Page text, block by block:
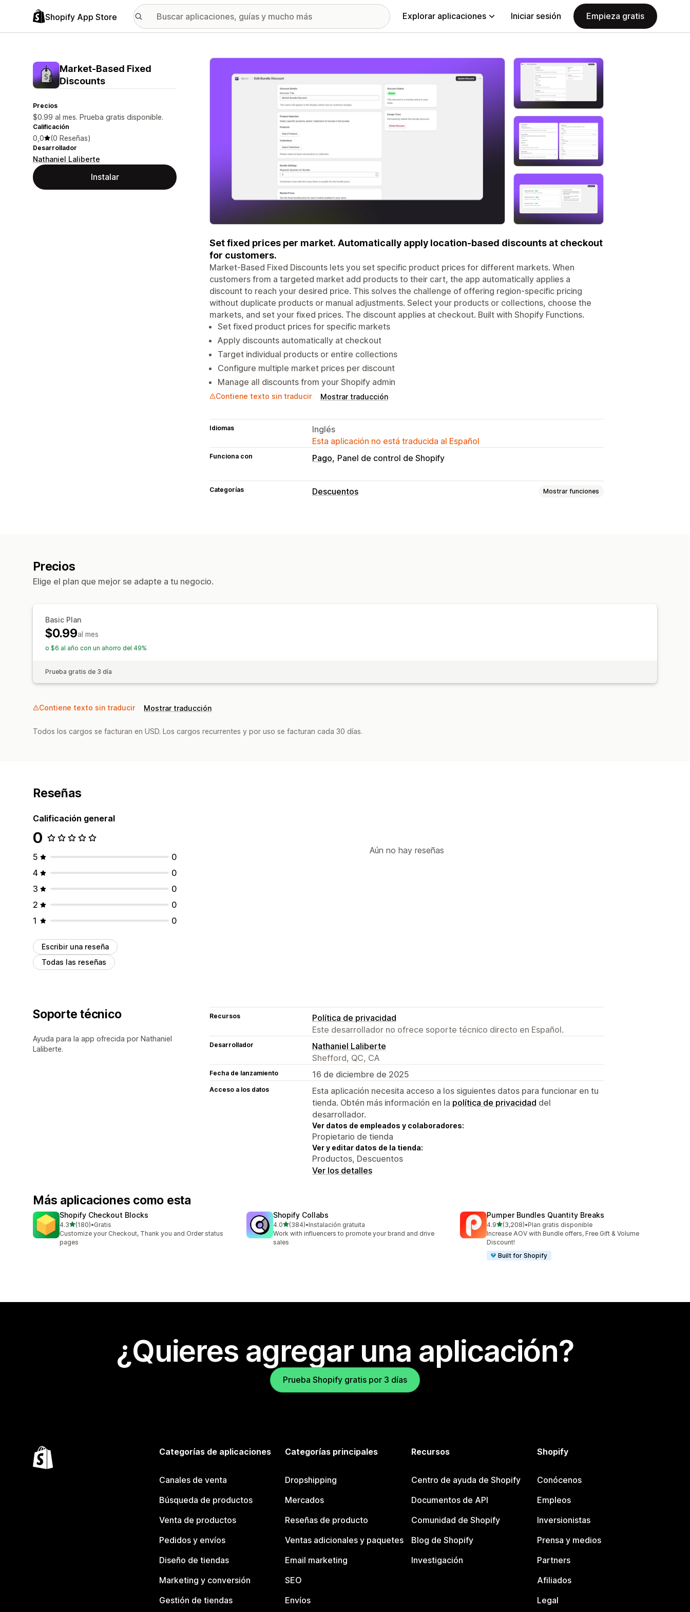
Shopify App Store Explorar aplicaciones Iniciar sesión Empieza gratis
Market‑Based Fixed
Discounts
Precios
$0.99 al mes. Prueba gratis disponible.
Calificación
0,0 (0 Reseñas)
Desarrollador
Nathaniel Laliberte
Instalar
Galería de imágenes destacadas
Set fixed prices per market. Automatically apply location-based discounts at checkout
for customers.
Market-Based Fixed Discounts lets you set specific product prices for different markets. When
customers from a targeted market add products to their cart, the app automatically applies a
discount to reach your desired price. This solves the challenge of offering region-specific pricing
without duplicate products or manual adjustments. Select your products or collections, choose the
markets, and set your fixed prices. The discount applies at checkout. Built with Shopify Functions.
Set fixed product prices for specific markets
Apply discounts automatically at checkout
Target individual products or entire collections
Configure multiple market prices per discount
Manage all discounts from your Shopify admin
Contiene texto sin traducir Mostrar traducción
Idiomas
Inglés
Esta aplicación no está traducida al Español
Funciona con Pago Panel de control de Shopify
Categorías Descuentos Mostrar funciones
Precios
Elige el plan que mejor se adapte a tu negocio.
Basic Plan
$0.99al mes
o $6 al año con un ahorro del 49%
Prueba gratis de 3 día
Contiene texto sin traducir Mostrar traducción
Todos los cargos se facturan en USD. Los cargos recurrentes y por uso se facturan cada 30 días.
Reseñas
Calificación general
0
5
0
4
0
3
0
2
0
1
0
Escribir una reseña
Todas las reseñas
Aún no hay reseñas
Soporte técnico
Ayuda para la app ofrecida por Nathaniel
Laliberte.
Recursos
Política de privacidad
Este desarrollador no ofrece soporte técnico directo en Español.
Desarrollador
Nathaniel Laliberte
Shefford, QC, CA
Fecha de lanzamiento 16 de diciembre de 2025
Acceso a los datos
Esta aplicación necesita acceso a los siguientes datos para funcionar en tu
tienda. Obtén más información en la política de privacidad del
desarrollador.
Ver datos de empleados y colaboradores:
Propietario de tienda
Ver y editar datos de la tienda:
Productos, Descuentos
Ver los detalles
Más aplicaciones como esta
Shopify Checkout Blocks
4.3de 5 estrellas
(180)
180 reseñas en total
•Gratis
Customize your Checkout, Thank you and Order status
pages
Shopify Collabs
4.0de 5 estrellas
(384)
384 reseñas en total
•Instalación gratuita
Work with influencers to promote your brand and drive
sales
Pumper Bundles Quantity Breaks
4.9de 5 estrellas
(3,208)
3208 reseñas en total
•Plan gratis disponible
Increase AOV with Bundle offers, Free Gift & Volume
Discount!
Built for Shopify
¿Quieres agregar una aplicación?
Prueba Shopify gratis por 3 días
Categorías de aplicaciones
Canales de venta
Búsqueda de productos
Venta de productos
Pedidos y envíos
Diseño de tiendas
Marketing y conversión
Gestión de tiendas
Categorías principales
Dropshipping
Mercados
Reseñas de producto
Ventas adicionales y paquetes
Email marketing
SEO
Envíos
Recursos
Centro de ayuda de Shopify
Documentos de API
Comunidad de Shopify
Blog de Shopify
Investigación
Shopify
Conócenos
Empleos
Inversionistas
Prensa y medios
Partners
Afiliados
Legal